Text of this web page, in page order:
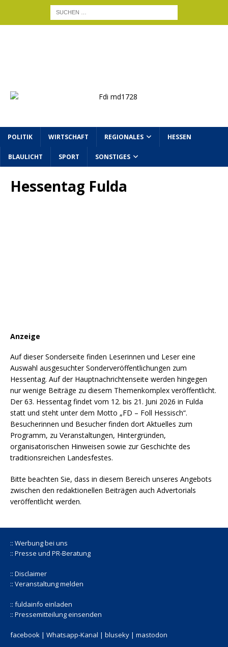
POLITIK WIRTSCHAFT REGIONALES HESSEN
BLAULICHT SPORT SONSTIGES
Hessentag Fulda
Anzeige
Auf dieser Sonderseite finden Leserinnen und Leser eine
Auswahl ausgesuchter Sonderveröffentlichungen zum
Hessentag. Auf der Hauptnachrichtenseite werden hingegen
nur wenige Beiträge zu diesem Themenkomplex veröffentlicht.
Der 63. Hessentag findet vom 12. bis 21. Juni 2026 in Fulda
statt und steht unter dem Motto „FD – Foll Hessisch“.
Besucherinnen und Besucher finden dort Aktuelles zum
Programm, zu Veranstaltungen, Hintergründen,
organisatorischen Hinweisen sowie zur Geschichte des
traditionsreichen Landesfestes.
Bitte beachten Sie, dass in diesem Bereich unseres Angebots
zwischen den redaktionellen Beiträgen auch Advertorials
veröffentlicht werden.
:: Werbung bei uns
:: Presse und PR-Beratung
:: Disclaimer
:: Veranstaltung melden
:: fuldainfo einladen
:: Pressemitteilung einsenden
facebook | Whatsapp-Kanal | bluseky | mastodon